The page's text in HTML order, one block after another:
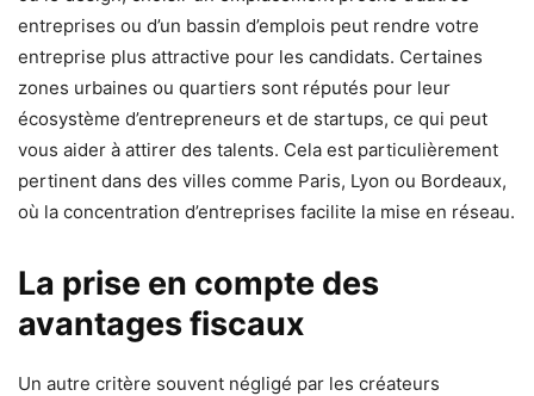
entreprises ou d’un bassin d’emplois peut rendre votre
entreprise plus attractive pour les candidats. Certaines
zones urbaines ou quartiers sont réputés pour leur
écosystème d’entrepreneurs et de startups, ce qui peut
vous aider à attirer des talents. Cela est particulièrement
pertinent dans des villes comme Paris, Lyon ou Bordeaux,
où la concentration d’entreprises facilite la mise en réseau.
La prise en compte des
avantages fiscaux
Un autre critère souvent négligé par les créateurs